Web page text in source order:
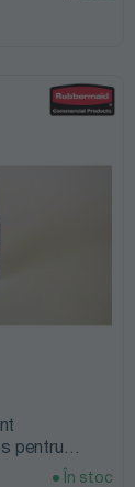
pentru
3000,
În stoc